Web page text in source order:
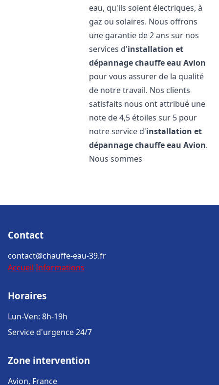
eau, qu'ils soient électriques, à
gaz ou solaires. Nous offrons
une garantie de 2 ans sur nos
services d'installation et
dépannage chauffe eau Avion
pour vous assurer de la qualité
de notre travail. Nos clients
satisfaits nous ont attribué une
note de 4,5 étoiles sur 5 pour
notre service d'installation et
dépannage chauffe eau Avion.
Nous sommes
Contact
contact@chauffe-eau-39.fr
Accueil Informations
Horaires
Lun-Ven: 8h-19h
Service d'urgence 24/7
Zone intervention
Avion, France